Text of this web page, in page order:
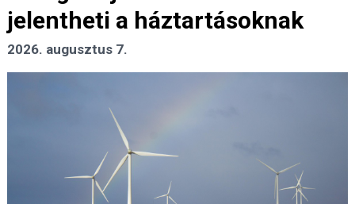
jelentheti a háztartásoknak
2026. augusztus 7.